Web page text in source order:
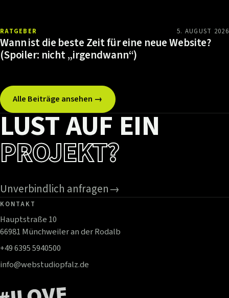
RATGEBER 5. AUGUST 2026
Wann ist die beste Zeit für eine neue Website?
(Spoiler: nicht „irgendwann“)
Alle Beiträge ansehen →
LUST AUF EIN
PROJEKT?
Unverbindlich anfragen→
KONTAKT
Hauptstraße 10
66981 Münchweiler an der Rodalb
+49 6395 5940500
info@webstudiopfalz.de